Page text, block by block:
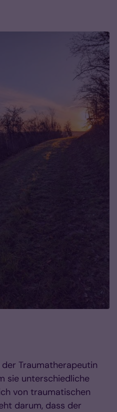
Traumatherapeutin
sie unterschiedliche
von traumatischen
darum, dass der